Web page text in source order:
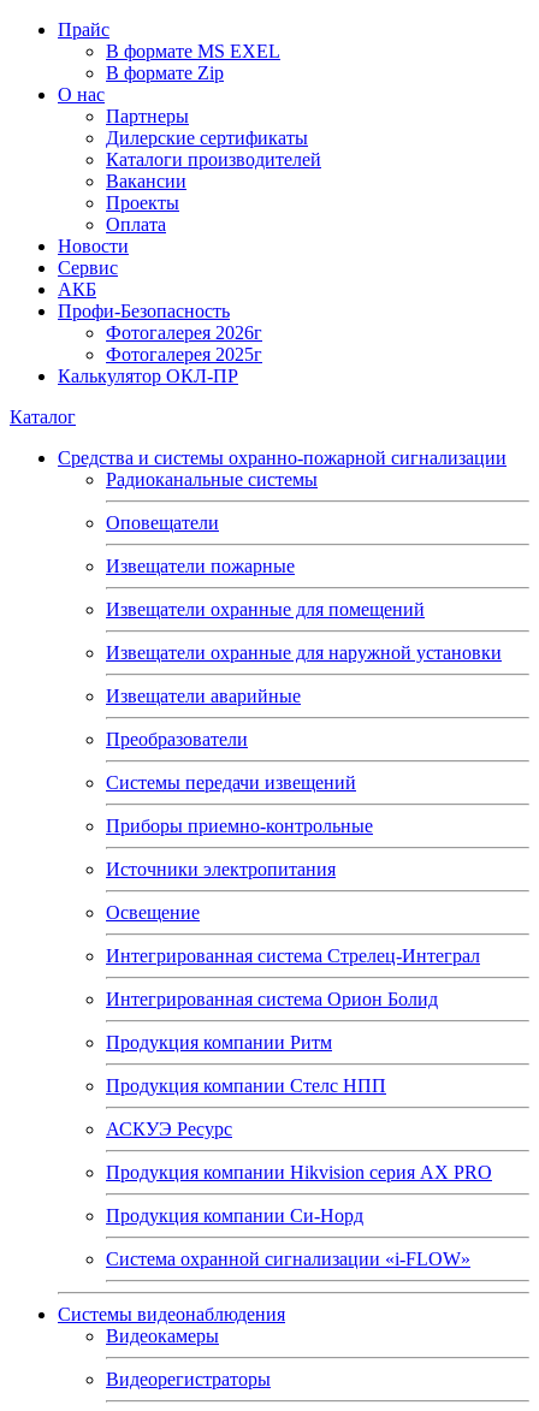
Прайс
В формате MS EXEL
В формате Zip
О нас
Партнеры
Дилерские сертификаты
Каталоги производителей
Вакансии
Проекты
Оплата
Новости
Сервис
АКБ
Профи-Безопасность
Фотогалерея 2026г
Фотогалерея 2025г
Калькулятор ОКЛ-ПР
Каталог
Средства и системы охранно-пожарной сигнализации
Радиоканальные системы
Оповещатели
Извещатели пожарные
Извещатели охранные для помещений
Извещатели охранные для наружной установки
Извещатели аварийные
Преобразователи
Системы передачи извещений
Приборы приемно-контрольные
Источники электропитания
Освещение
Интегрированная система Стрелец-Интеграл
Интегрированная система Орион Болид
Продукция компании Ритм
Продукция компании Стелс НПП
АСКУЭ Ресурс
Продукция компании Hikvision серия AX PRO
Продукция компании Си-Норд
Система охранной сигнализации «i-FLOW»
Системы видеонаблюдения
Видеокамеры
Видеорегистраторы